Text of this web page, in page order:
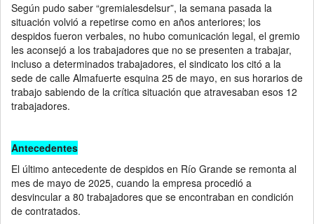
Según pudo saber “gremialesdelsur”, la semana pasada la
situación volvió a repetirse como en años anteriores; los
despidos fueron verbales, no hubo comunicación legal, el gremio
les aconsejó a los trabajadores que no se presenten a trabajar,
incluso a determinados trabajadores, el sindicato los citó a la
sede de calle Almafuerte esquina 25 de mayo, en sus horarios de
trabajo sabiendo de la crítica situación que atravesaban esos 12
trabajadores.
Antecedentes
El último antecedente de despidos en Río Grande se remonta al
mes de mayo de 2025, cuando la empresa procedió a
desvincular a 80 trabajadores que se encontraban en condición
de contratados.